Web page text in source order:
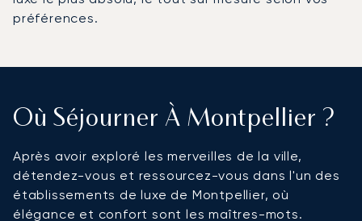
préférences.
Où Séjourner À Montpellier ?
Après avoir exploré les merveilles de la ville,
détendez-vous et ressourcez-vous dans l'un des
établissements de luxe de Montpellier, où
élégance et confort sont les maîtres-mots.